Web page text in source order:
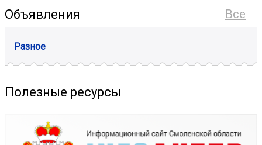
Все
Объявления
Разное
Полезные ресурсы